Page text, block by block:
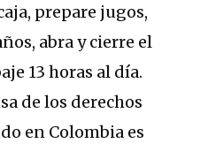
prepare jugos,
abra y cierre el
13 horas al día.
de los derechos
en Colombia es